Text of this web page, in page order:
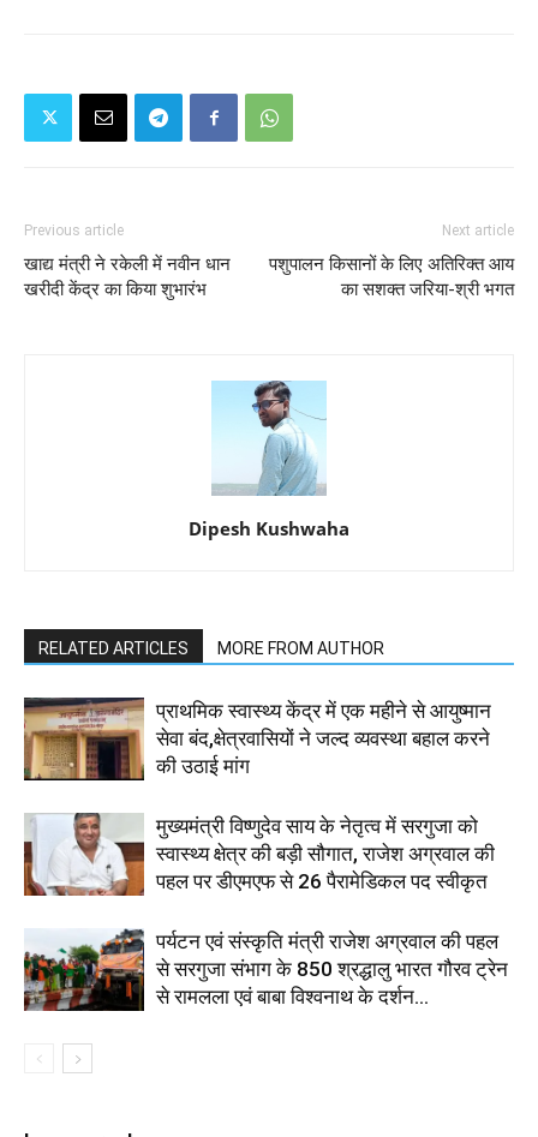
Previous article
खाद्य मंत्री ने रकेली में नवीन धान
खरीदी केंद्र का किया शुभारंभ
Next article
पशुपालन किसानों के लिए अतिरिक्त आय
का सशक्त जरिया-श्री भगत
Dipesh Kushwaha
RELATED ARTICLES MORE FROM AUTHOR
प्राथमिक स्वास्थ्य केंद्र में एक महीने से आयुष्मान
सेवा बंद,क्षेत्रवासियों ने जल्द व्यवस्था बहाल करने
की उठाई मांग
मुख्यमंत्री विष्णुदेव साय के नेतृत्व में सरगुजा को
स्वास्थ्य क्षेत्र की बड़ी सौगात, राजेश अग्रवाल की
पहल पर डीएमएफ से 26 पैरामेडिकल पद स्वीकृत
पर्यटन एवं संस्कृति मंत्री राजेश अग्रवाल की पहल
से सरगुजा संभाग के 850 श्रद्धालु भारत गौरव ट्रेन
से रामलला एवं बाबा विश्वनाथ के दर्शन...